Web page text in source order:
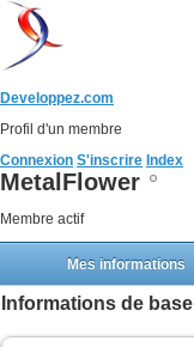
Developpez.com
Profil d'un membre
Connexion S'inscrire Index
MetalFlower
Membre actif
Mes informations
Informations de base